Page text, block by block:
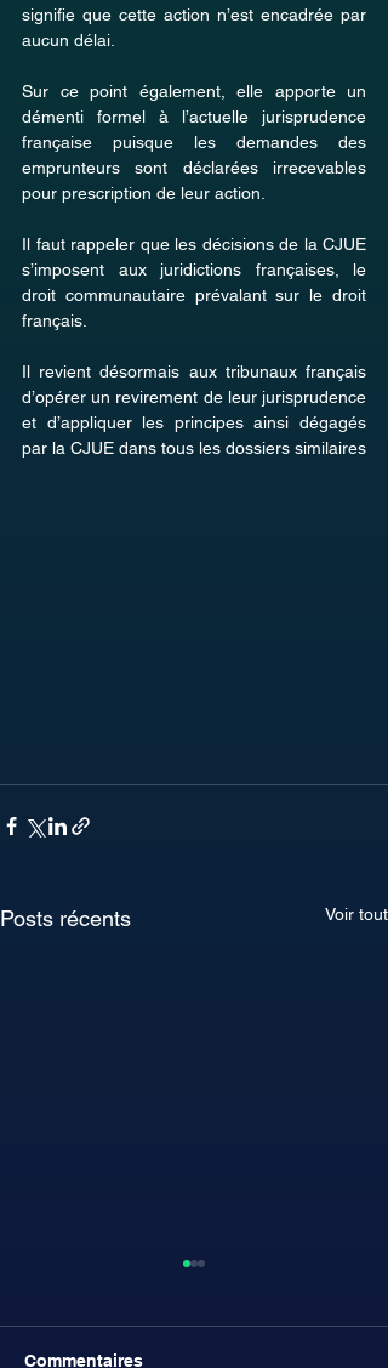
signifie que cette action n’est encadrée par
aucun délai.
Sur ce point également, elle apporte un
démenti formel à l’actuelle jurisprudence
française puisque les demandes des
emprunteurs sont déclarées irrecevables
pour prescription de leur action.
Il faut rappeler que les décisions de la CJUE
s’imposent aux juridictions françaises, le
droit communautaire prévalant sur le droit
français.
Il revient désormais aux tribunaux français
d’opérer un revirement de leur jurisprudence
et d’appliquer les principes ainsi dégagés
par la CJUE dans tous les dossiers similaires
Posts récents Voir tout
Commentaires